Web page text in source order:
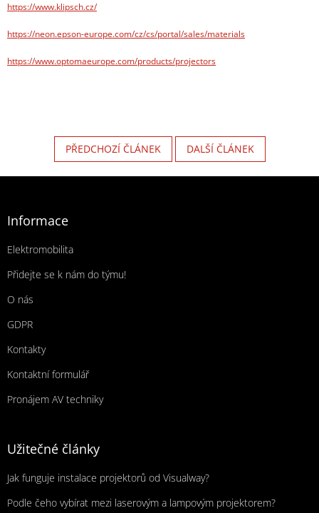
https://www.klipsch.cz/
https://neon.epson-europe.com/cz/cs/portal/sales/materials
https://www.optomaeurope.com/products/projectors
PŘEDCHOZÍ ČLÁNEK DALŠÍ ČLÁNEK
Informace
Elektromobilita
Přidejte se k nám do týmu!
O nás
GDPR
Kontakty
Kontaktní formulář
Pronájem AV techniky
Užitečné články
Jak funguje instalace projektorů od Visualway?
Podle čeho vybírat mezi laserovým a lampovým projektorem?